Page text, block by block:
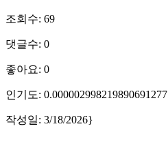
조회수: 69
댓글수: 0
좋아요: 0
인기도: 0.000002998219890691277
작성일: 3/18/2026}